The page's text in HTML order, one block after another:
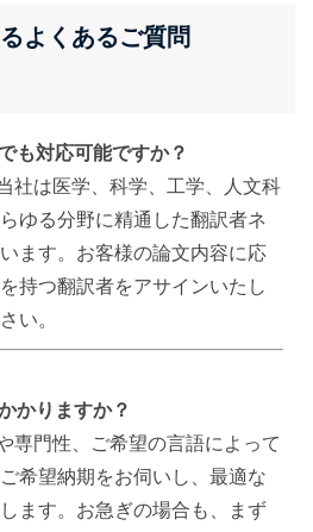
よくあるご質問
も対応可能ですか？
社は医学、科学、工学、人文科
ゆる分野に精通した翻訳者ネ
ます。お客様の論文内容に応
持つ翻訳者をアサインいたし
い。
かりますか？
専門性、ご希望の言語によって
希望納期をお伺いし、最適な
ます。お急ぎの場合も、まず